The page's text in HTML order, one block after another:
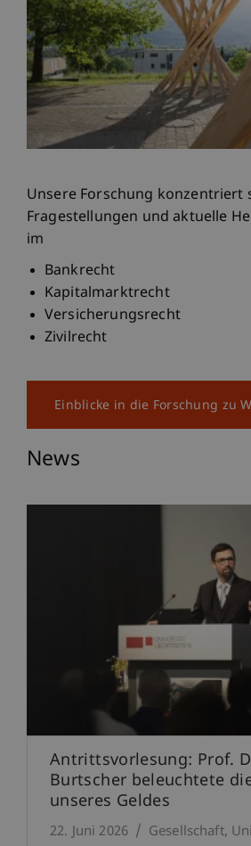
Unsere Forschung konzentriert
Fragestellungen und aktuelle
im
Bankrecht
Kapitalmarktrecht
Versicherungsrecht
Zivilrecht
Einblicke in die Forschung zu
News
Antrittsvorlesung: Prof.
Burtscher beleuchtete
unseres Geldes
22. Juni 2026 Gesellschaft